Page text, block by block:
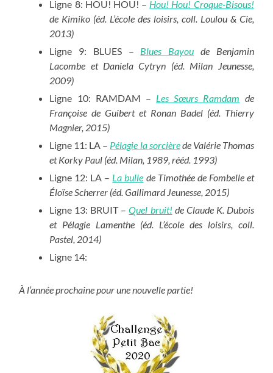
Ligne 8: HOU! HOU! – Hou! Hou! Croque-Bisous!
de Kimiko (éd. L’école des loisirs, coll. Loulou & Cie,
2013)
Ligne 9: BLUES – Blues Bayou de Benjamin
Lacombe et Daniela Cytryn (éd. Milan Jeunesse,
2009)
Ligne 10: RAMDAM – Les Sœurs Ramdam de
Françoise de Guibert et Ronan Badel (éd. Thierry
Magnier, 2015)
Ligne 11: LA – Pélagie la sorcièrede Valérie Thomas
et Korky Paul (éd. Milan, 1989, rééd. 1993)
Ligne 12: LA – La bulle de Timothée de Fombelle et
Éloïse Scherrer (éd. Gallimard Jeunesse, 2015)
Ligne 13: BRUIT –Quel bruit! de Claude K. Dubois
et Pélagie Lamenthe (éd. L’école des loisirs, coll.
Pastel, 2014)
Ligne 14:
À l’année prochaine pour une nouvelle partie!